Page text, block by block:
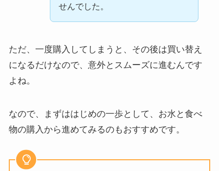
せんでした。
ただ、一度購入してしまうと、その後は買い替え
になるだけなので、意外とスムーズに進むんです
よね。
なので、まずははじめの一歩として、お水と食べ
物の購入から進めてみるのもおすすめです。